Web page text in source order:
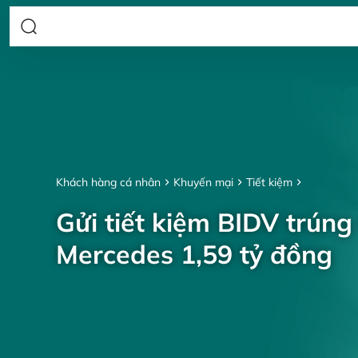
Khách hàng cá nhân Khuyến mại Tiết kiệm
Gửi tiết kiệm BIDV
Mercedes 1,59 tỷ đồng